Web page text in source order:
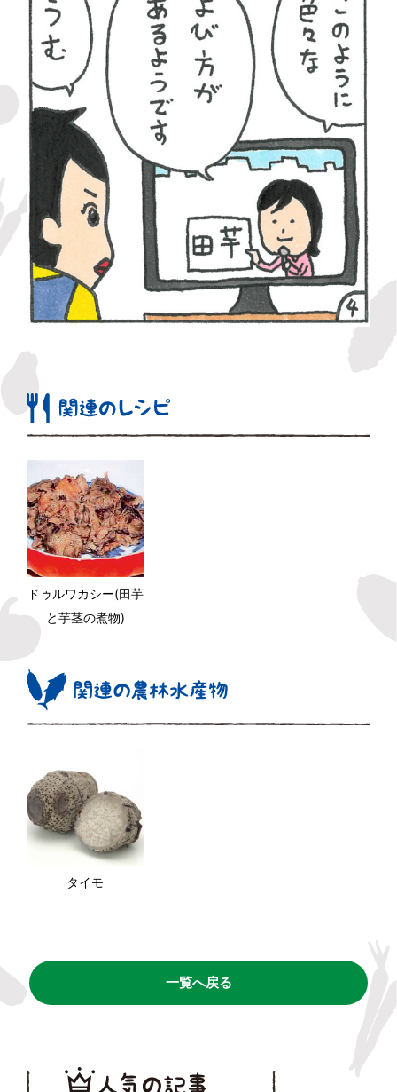
ドゥルワカシー(田芋
と芋茎の煮物)
タイモ
一覧へ戻る